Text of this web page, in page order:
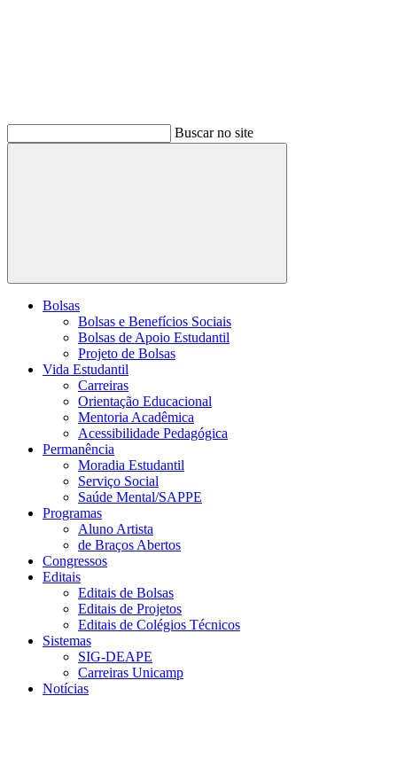
Buscar no site
Buscar
Bolsas
Bolsas e Benefícios Sociais
Bolsas de Apoio Estudantil
Projeto de Bolsas
Vida Estudantil
Carreiras
Orientação Educacional
Mentoria Acadêmica
Acessibilidade Pedagógica
Permanência
Moradia Estudantil
Serviço Social
Saúde Mental/SAPPE
Programas
Aluno Artista
de Braços Abertos
Congressos
Editais
Editais de Bolsas
Editais de Projetos
Editais de Colégios Técnicos
Sistemas
SIG-DEAPE
Carreiras Unicamp
Notícias